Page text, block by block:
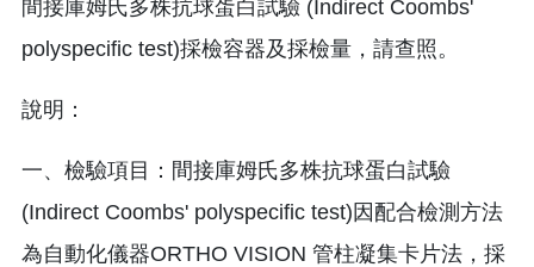
間接庫姆氏多株抗球蛋白試驗 (Indirect Coombs'
polyspecific test)採檢容器及採檢量，請查照。
說明：
一、檢驗項目：間接庫姆氏多株抗球蛋白試驗
(Indirect Coombs' polyspecific test)因配合檢測方法
為自動化儀器ORTHO VISION 管柱凝集卡片法，採